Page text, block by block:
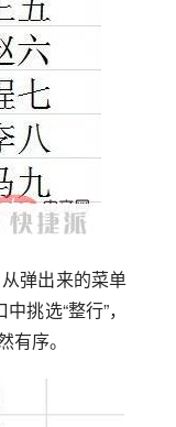
弹出来的菜单
挑选“整行”，
序。